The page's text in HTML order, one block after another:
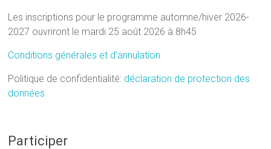
Les inscriptions pour le programme automne/hiver 2026-
2027 ouvriront le mardi 25 août 2026 à 8h45
Conditions générales et d’annulation
Politique de confidentialité: déclaration de protection des
données
Participer